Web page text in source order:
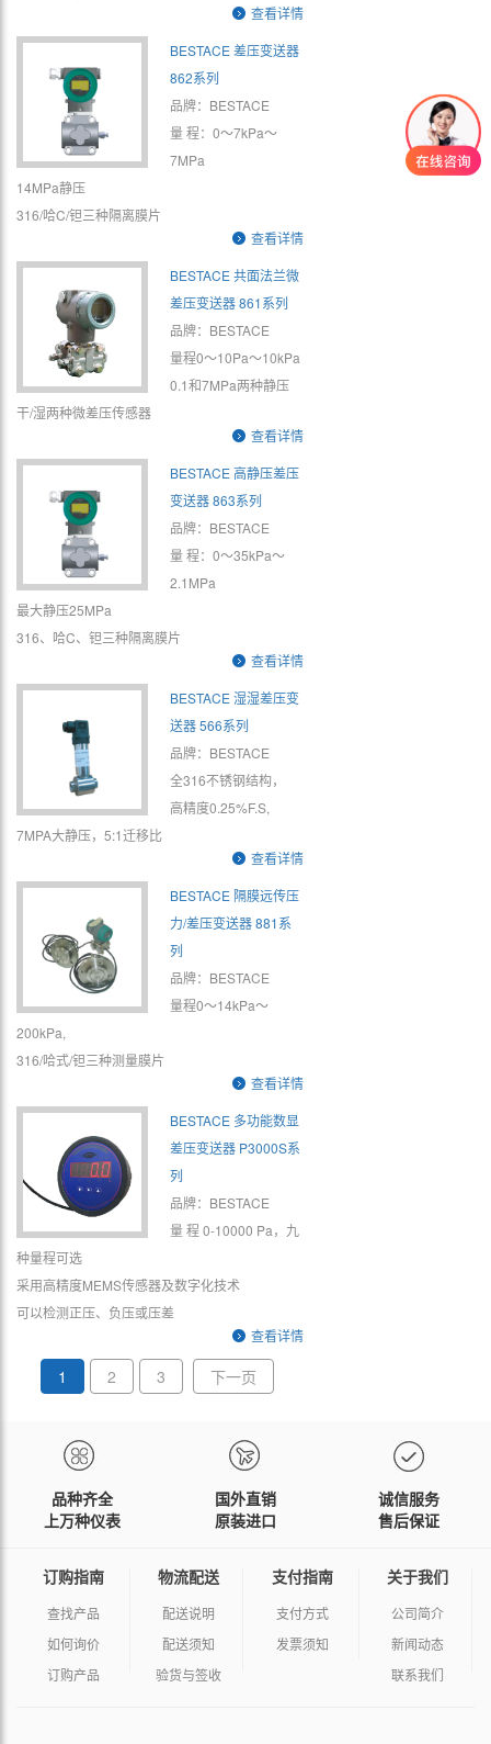
查看详情
BESTACE 差压变送器
862系列
品牌：BESTACE
量 程：0～7kPa～
7MPa
14MPa静压
316/哈C/钽三种隔离膜片
查看详情
BESTACE 共面法兰微
差压变送器 861系列
品牌：BESTACE
量程0～10Pa～10kPa
0.1和7MPa两种静压
干/湿两种微差压传感器
查看详情
BESTACE 高静压差压
变送器 863系列
品牌：BESTACE
量 程：0～35kPa～
2.1MPa
最大静压25MPa
316、哈C、钽三种隔离膜片
查看详情
BESTACE 湿湿差压变
送器 566系列
品牌：BESTACE
全316不锈钢结构，
高精度0.25%F.S,
7MPA大静压，5:1迁移比
查看详情
BESTACE 隔膜远传压
力/差压变送器 881系
列
品牌：BESTACE
量程0～14kPa～
200kPa,
316/哈式/钽三种测量膜片
查看详情
BESTACE 多功能数显
差压变送器 P3000S系
列
品牌：BESTACE
量 程 0-10000 Pa，九
种量程可选
采用高精度MEMS传感器及数字化技术
可以检测正压、负压或压差
查看详情
1 2 3 下一页
品种齐全
上万种仪表
国外直销
原装进口
诚信服务
售后保证
订购指南
查找产品
如何询价
订购产品
物流配送
配送说明
配送须知
验货与签收
支付指南
支付方式
发票须知
关于我们
公司简介
新闻动态
联系我们